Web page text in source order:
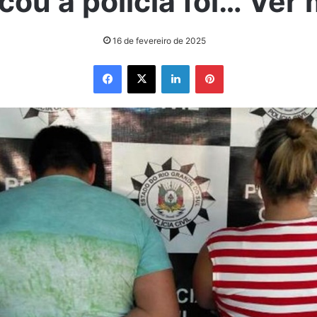
16 de fevereiro de 2025
Facebook
X LinkedinPinterest